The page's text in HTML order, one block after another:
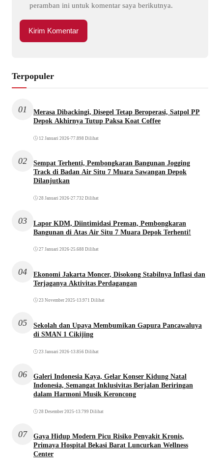
peramban ini untuk komentar saya berikutnya.
Terpopuler
01
Merasa Dibackingi, Disegel Tetap Beroperasi, Satpol PP
Depok Akhirnya Tutup Paksa Koat Coffee
12 Januari 2026•77.898 Dilihat
02
Sempat Terhenti, Pembongkaran Bangunan Jogging
Track di Badan Air Situ 7 Muara Sawangan Depok
Dilanjutkan
28 Januari 2026•27.732 Dilihat
03
Lapor KDM, Diintimidasi Preman, Pembongkaran
Bangunan di Atas Air Situ 7 Muara Depok Terhenti!
27 Januari 2026•25.688 Dilihat
04
Ekonomi Jakarta Moncer, Disokong Stabilnya Inflasi dan
Terjaganya Aktivitas Perdagangan
23 November 2025 •13.971 Dilihat
05
Sekolah dan Upaya Membumikan Gapura Pancawaluya
di SMAN 1 Cikijing
23 Januari 2026•13.856 Dilihat
06
Galeri Indonesia Kaya, Gelar Konser Kidung Natal
Indonesia, Semangat Inklusivitas Berjalan Beriringan
dalam Harmoni Musik Keroncong
28 Desember 2025 •13.799 Dilihat
07
Gaya Hidup Modern Picu Risiko Penyakit Kronis,
Primaya Hospital Bekasi Barat Luncurkan Wellness
Center